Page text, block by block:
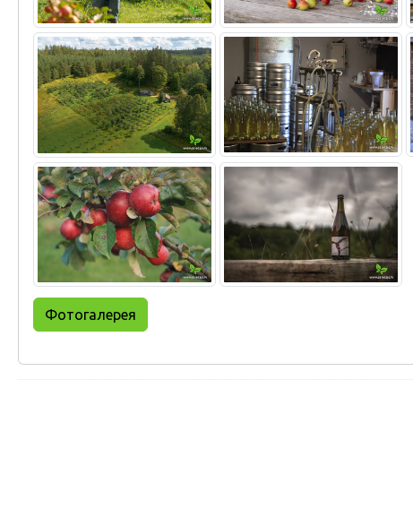
Фотогалерея